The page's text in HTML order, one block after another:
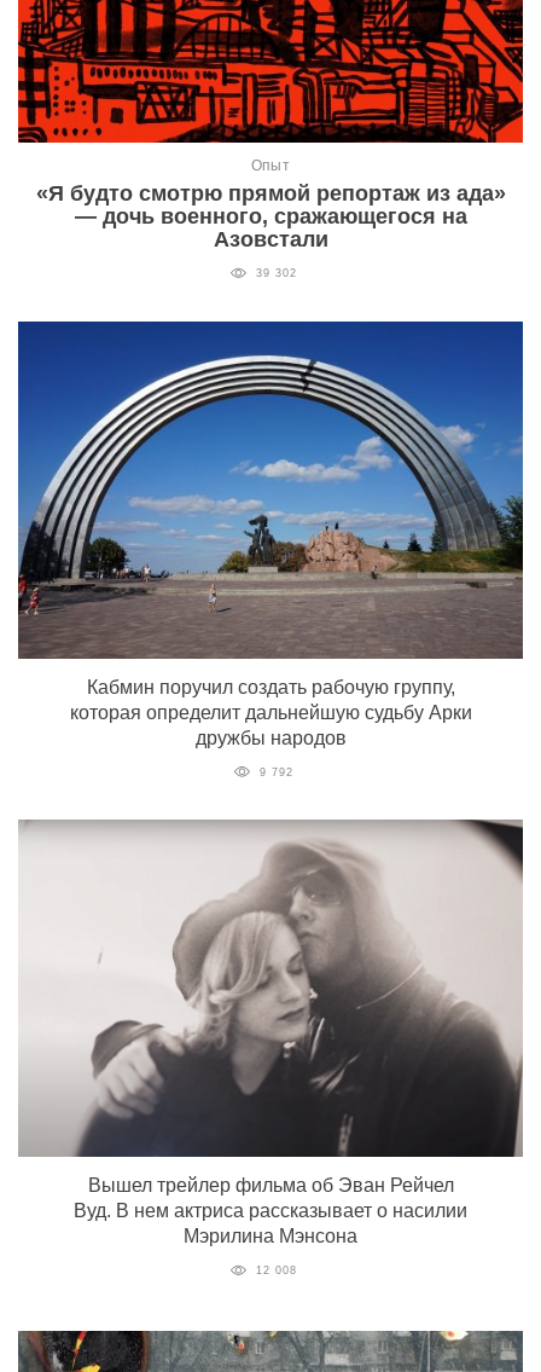
Опыт
«Я будто смотрю прямой репортаж из ада»
— дочь военного, сражающегося на
Азовстали
39 302
Кабмин поручил создать рабочую группу,
которая определит дальнейшую судьбу Арки
дружбы народов
9 792
Вышел трейлер фильма об Эван Рейчел
Вуд. В нем актриса рассказывает о насилии
Мэрилина Мэнсона
12 008